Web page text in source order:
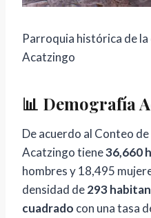
Parroquia histórica de
Acatzingo
📊 Demografía
De acuerdo al Conteo
Acatzingo tiene36,660
hombres y 18,495
densidad de293
cuadrado con una tasa